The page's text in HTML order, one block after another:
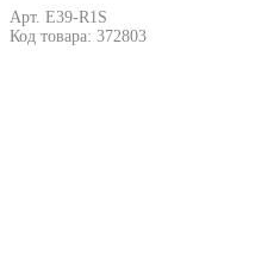
Арт. E39-R1S
Код товара: 372803